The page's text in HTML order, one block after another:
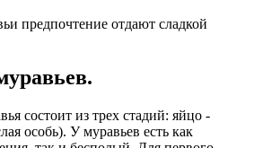
предпочтение отдают сладкой
состоит из трех стадий: яйцо -
особь). У муравьев есть как